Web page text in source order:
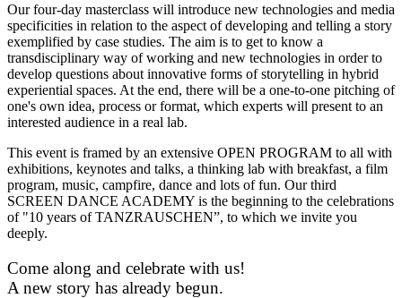
Our four-day masterclass will introduce new technologies and media
specificities in relation to the aspect of developing and telling a story
exemplified by case studies. The aim is to get to know a
transdisciplinary way of working and new technologies in order to
develop questions about innovative forms of storytelling in hybrid
experiential spaces. At the end, there will be a one-to-one pitching of
one's own idea, process or format, which experts will present to an
interested audience in a real lab.
This event is framed by an extensive OPEN PROGRAM to all with
exhibitions, keynotes and talks, a thinking lab with breakfast, a film
program, music, campfire, dance and lots of fun. Our third
SCREEN DANCE ACADEMY is the beginning to the celebrations
of "10 years of TANZRAUSCHEN”, to which we invite you
deeply.
Come along and celebrate with us!
A new story has already begun.